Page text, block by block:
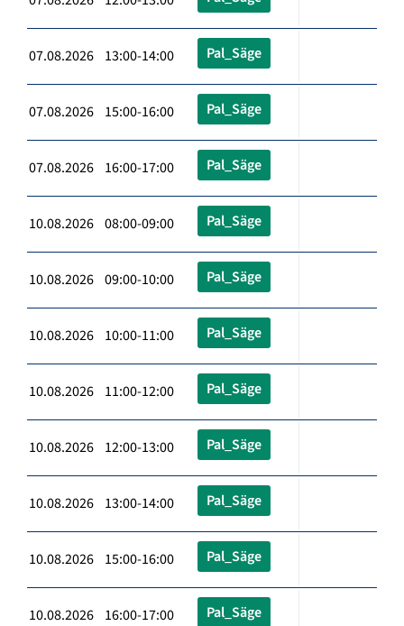
07.08.2026 13:00-14:00 Pal_Säge
07.08.2026 15:00-16:00 Pal_Säge
07.08.2026 16:00-17:00 Pal_Säge
10.08.2026 08:00-09:00 Pal_Säge
10.08.2026 09:00-10:00 Pal_Säge
10.08.2026 10:00-11:00 Pal_Säge
10.08.2026 11:00-12:00 Pal_Säge
10.08.2026 12:00-13:00 Pal_Säge
10.08.2026 13:00-14:00 Pal_Säge
10.08.2026 15:00-16:00 Pal_Säge
10.08.2026 16:00-17:00 Pal_Säge